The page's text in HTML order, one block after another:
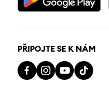
PŘIPOJTE SE K NÁM